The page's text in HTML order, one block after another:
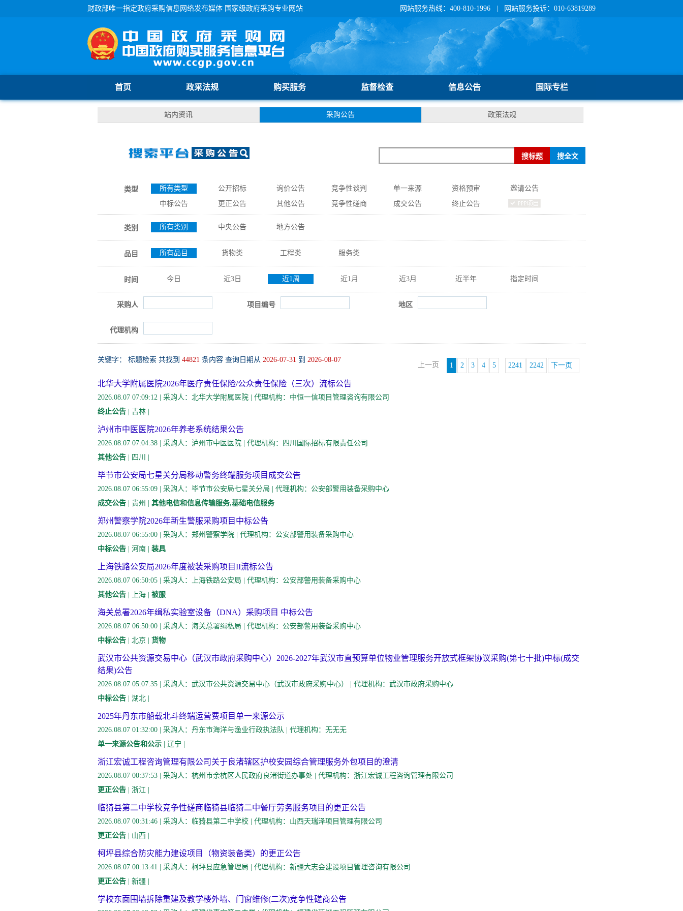
财政部唯一指定政府采购信息网络发布媒体 国家级政府采购专业网站 网站服务热线：400-810-1996 | 网站服务投诉：010-63819289
首页 政采法规 购买服务 监督检查 信息公告 国际专栏
站内资讯 采购公告 政策法规
类型 所有类型 公开招标 询价公告 竞争性谈判 单一来源 资格预审
邀请公告
中标公告
更正公告 其他公告 竞争性磋商 成交公告 终止公告
类别 所有类别 中央公告 地方公告
品目 所有品目 货物类 工程类 服务类
时间 今日 近3日 近1周 近1月 近3月 近半年 指定时间
采购人 项目编号 地区
代理机构
关键字： 标题检索 共找到 44821 条内容 查询日期从 2026-07-31 到 2026-08-07
上一页 1 2 3 4 5 2241 2242 下一页
北华大学附属医院2026年医疗责任保险/公众责任保险（三次）流标公告
2026.08.07 07:09:12 | 采购人：北华大学附属医院 | 代理机构：中恒一信项目管理咨询有限公司
终止公告
| 吉林 |
泸州市中医医院2026年养老系统结果公告
2026.08.07 07:04:38 | 采购人：泸州市中医医院 | 代理机构：四川国际招标有限责任公司
其他公告
| 四川 |
毕节市公安局七星关分局移动警务终端服务项目成交公告
2026.08.07 06:55:09 | 采购人：毕节市公安局七星关分局 | 代理机构：公安部警用装备采购中心
成交公告
| 贵州 | 其他电信和信息传输服务,基础电信服务
郑州警察学院2026年新生警服采购项目中标公告
2026.08.07 06:55:00 | 采购人：郑州警察学院 | 代理机构：公安部警用装备采购中心
中标公告
| 河南 | 装具
上海铁路公安局2026年度被装采购项目II流标公告
2026.08.07 06:50:05 | 采购人：上海铁路公安局 | 代理机构：公安部警用装备采购中心
其他公告
| 上海 | 被服
海关总署2026年缉私实验室设备（DNA）采购项目 中标公告
2026.08.07 06:50:00 | 采购人：海关总署缉私局 | 代理机构：公安部警用装备采购中心
中标公告
| 北京 | 货物
武汉市公共资源交易中心（武汉市政府采购中心）2026-2027年武汉市直预算单位物业管理服务开放式框架协议采购(第七十批)中标(成交
结果)公告
2026.08.07 05:07:35 | 采购人：武汉市公共资源交易中心（武汉市政府采购中心） | 代理机构：武汉市政府采购中心
中标公告
| 湖北 |
2025年丹东市船载北斗终端运营费项目单一来源公示
2026.08.07 01:32:00 | 采购人：丹东市海洋与渔业行政执法队 | 代理机构：无无无
单一来源公告和公示
| 辽宁 |
浙江宏诚工程咨询管理有限公司关于良渚辖区护校安园综合管理服务外包项目的澄清
2026.08.07 00:37:53 | 采购人：杭州市余杭区人民政府良渚街道办事处 | 代理机构：浙江宏诚工程咨询管理有限公司
更正公告
| 浙江 |
临猗县第二中学校竞争性磋商临猗县临猗二中餐厅劳务服务项目的更正公告
2026.08.07 00:31:46 | 采购人：临猗县第二中学校 | 代理机构：山西天瑞泽项目管理有限公司
更正公告
| 山西 |
柯坪县综合防灾能力建设项目（物资装备类）的更正公告
2026.08.07 00:13:41 | 采购人：柯坪县应急管理局 | 代理机构：新疆大志会建设项目管理咨询有限公司
更正公告
| 新疆 |
学校东面围墙拆除重建及教学楼外墙、门窗维修(二次)竞争性磋商公告